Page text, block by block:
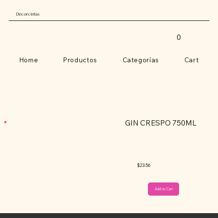
Decorcintas
Home Productos Categorías Cart
0
Add to Cart
GIN CRESPO 750ML
$23.56